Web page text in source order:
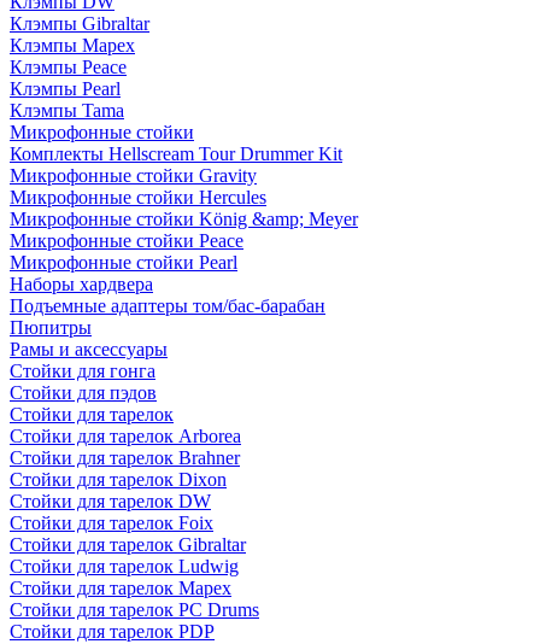
Клэмпы Gibraltar
Клэмпы Mapex
Клэмпы Peace
Клэмпы Pearl
Клэмпы Tama
Микрофонные стойки
Комплекты Hellscream Tour Drummer Kit
Микрофонные стойки Gravity
Микрофонные стойки Hercules
Микрофонные стойки König &amp; Meyer
Микрофонные стойки Peace
Микрофонные стойки Pearl
Наборы хардвера
Подъемные адаптеры том/бас-барабан
Пюпитры
Рамы и аксессуары
Стойки для гонга
Стойки для пэдов
Стойки для тарелок
Стойки для тарелок Arborea
Стойки для тарелок Brahner
Стойки для тарелок Dixon
Стойки для тарелок DW
Стойки для тарелок Foix
Стойки для тарелок Gibraltar
Стойки для тарелок Ludwig
Стойки для тарелок Mapex
Стойки для тарелок PC Drums
Стойки для тарелок PDP